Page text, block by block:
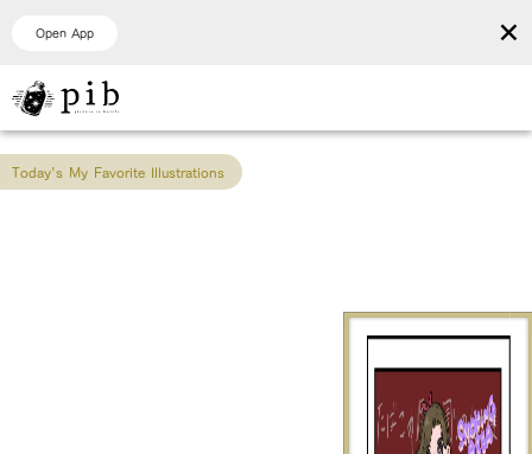
Open App ×
Today's My Favorite Illustrations